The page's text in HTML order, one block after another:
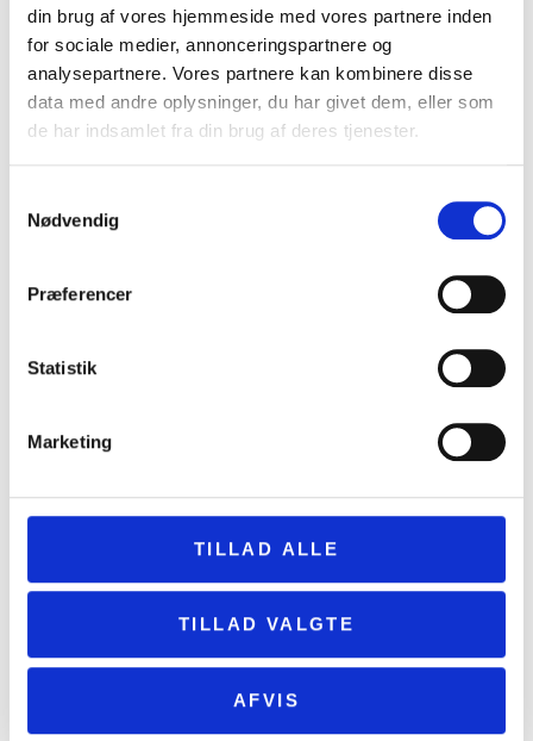
din brug af vores hjemmeside med vores partnere inden
for sociale medier, annonceringspartnere og
analysepartnere. Vores partnere kan kombinere disse
data med andre oplysninger, du har givet dem, eller som
de har indsamlet fra din brug af deres tjenester.
Nødvendig
Præferencer
Statistik
Marketing
TILLAD ALLE
TILLAD VALGTE
AFVIS
Den historiske have er vendt hjem
12. juni 2026